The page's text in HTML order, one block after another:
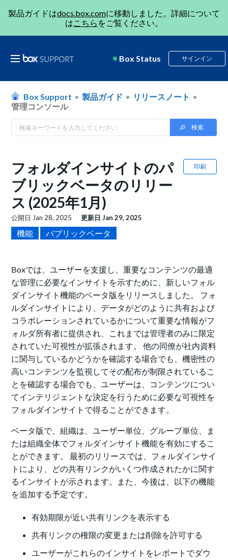
製品ガイドはdocs.box.comに移動しました。詳細について
はこちら をご覧ください。
Box Status サインイン
Box Support 製品ガイド
リリースノート
管理コンソール
印刷
フォルダインサイトのパ
ブリックベータのリリー
ス (2025年1月)
公開日 Jan 28, 2025 更新日Jan 29, 2025
機能 パブリックベータ
Boxでは、ユーザーを支援し、重要なコンテンツの最適
な管理に必要なインサイトを示すために、新しいフォル
ダインサイト機能のベータ版をリリースしました。 フォ
ルダインサイトにより、データがどのように共有および
コラボレーションされているかについて重要な情報がフ
ォルダ所有者に提供され、これまでは管理者のみに限定
されていた可視性が拡張されます。 他の同僚が社内資料
に関与しているかどうかを確認する場合でも、機密性の
高いコンテンツを監視してその配布が制限されているこ
とを確認する場合でも、ユーザーは、コンテンツについ
てインテリジェントな決定を行うために必要な可視性を
フォルダインサイトで得ることができます。
ベータ版で、組織は、ユーザー単位、グループ単位、ま
たは組織全体でフォルダインサイト機能を有効にするこ
とができます。 最初のリリースでは、フォルダインサイ
トにより、どの共有リンクがいくつ作成されたかに関す
るインサイトが示されます。また、今後は、以下の機能
を追加する予定です。
有効期限が近い共有リンクを表示する
共有リンクの権限の変更または削除を許可する
ユーザーがこれらのインサイトをレポートでダウ